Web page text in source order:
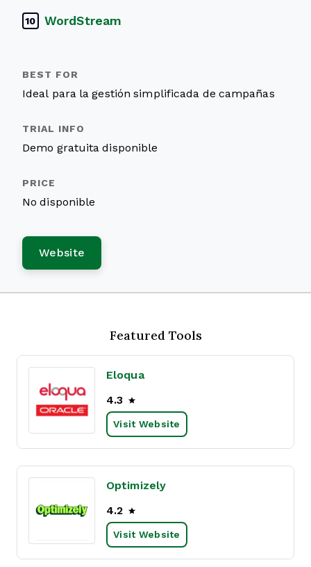
10 WordStream
Ideal para la gestión simplificada de campañas
Demo gratuita disponible
No disponible
Website
Featured Tools
Eloqua
4.3
Visit Website
Optimizely
4.2
Visit Website